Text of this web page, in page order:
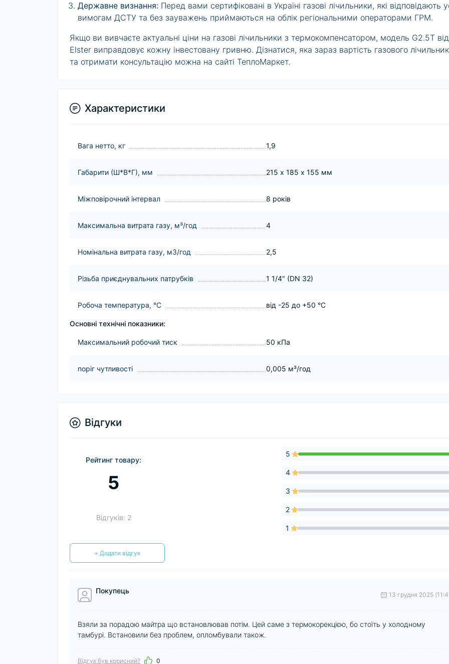
Державне визнання: Перед вами сертифіковані в Україні газові лічильники, які відповідають
вимогам ДСТУ та без зауважень приймаються на облік регіональними операторами ГРМ.
Якщо ви вивчаєте актуальні ціни на газові лічильники з термокомпенсатором, модель G2.5T від
Elster виправдовує кожну інвестовану гривню. Дізнатися, яка зараз вартість газового
та отримати консультацію можна на сайті ТеплоМаркет.
Характеристики
Вага нетто, кг 1,9
Габарити (Ш*В*Г), мм 215 х 185 х 155 мм
Міжповірочний інтервал 8 років
Максимальна витрата газу, м³/год 4
Номінальна витрата газу, м3/год 2,5
Різьба приєднувальних патрубків 1 1/4" (DN 32)
Робоча температура, °C від -25 до +50 °C
Основні технічні показники:
Максимальний робочий тиск 50 кПа
поріг чутливості 0,005 м³/год
Відгуки
Рейтинг товару:
5
Відгуків: 2
5
4
3
2
1
+ Додати відгук
Покупець 13 грудня 2025
Взяли за порадою майтра що встановлював потім. Цей саме з термокорекцією, бо стоїть у холодному
тамбурі. Встановили без проблем, опломбували також.
Відгук був корисний? 0